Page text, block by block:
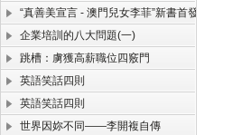
“真善美宣言 - 澳門兒女李菲”新書首發式舉行
企業培訓的八大問題(一)
跳槽：虜獲高薪職位四竅門
英語笑話四則
英語笑話四則
世界因妳不同——李開複自傳